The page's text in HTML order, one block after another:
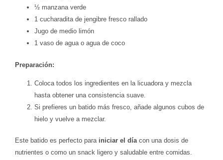
½ manzana verde
1 cucharadita de jengibre fresco rallado
Jugo de medio limón
1 vaso de agua o agua de coco
Preparación:
Coloca todos los ingredientes en la licuadora y mezcla
hasta obtener una consistencia suave.
Si prefieres un batido más fresco, añade algunos cubos de
hielo y vuelve a mezclar.
Este batido es perfecto para iniciar el díacon una dosis de
nutrientes o como un snack ligero y saludable entre comidas.